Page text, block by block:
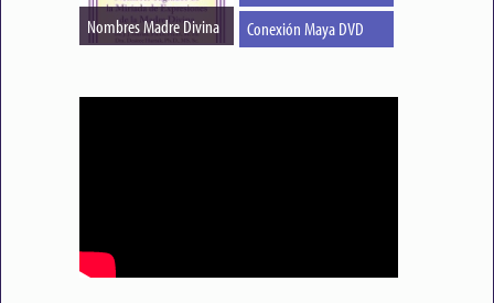
Nombres Madre Divina
Conexión Maya DVD